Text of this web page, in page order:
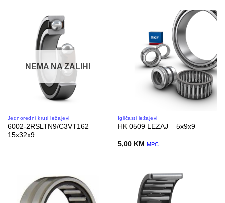
NEMA NA ZALIHI
Jednoredni kruti ležajevi
6002-2RSLTN9/C3VT162 –
15x32x9
Igličasti ležajevi
HK 0509 LEZAJ – 5x9x9
5,00 KM MPC